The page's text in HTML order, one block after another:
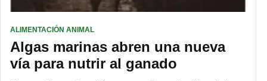
ALIMENTACIÓN ANIMAL
Algas marinas abren una nueva
vía para nutrir al ganado